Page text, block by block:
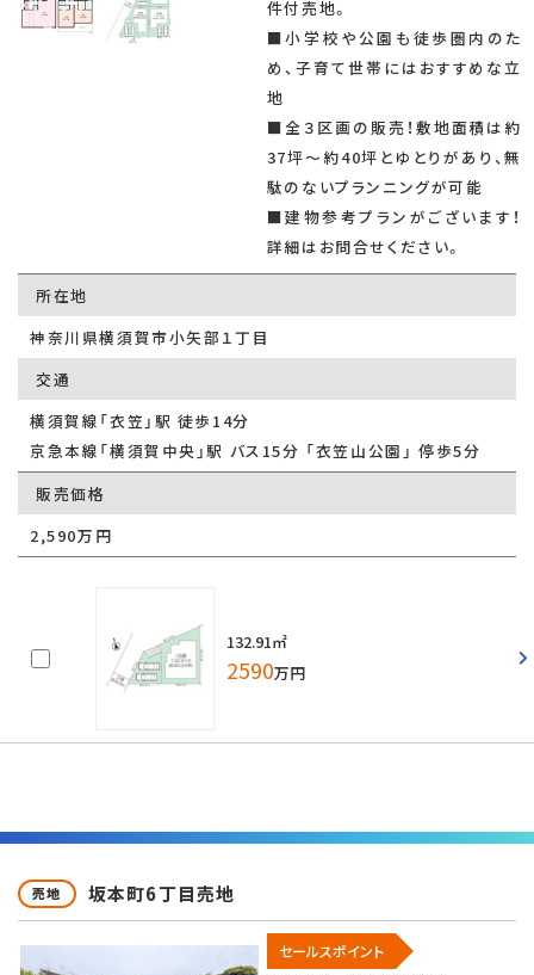
件付売地。
■小学校や公園も徒歩圏内のた
め、子育て世帯にはおすすめな立
地
■全３区画の販売！敷地面積は約
37坪〜約40坪とゆとりがあり、無
駄のないプランニングが可能
■建物参考プランがございます！
詳細はお問合せください。
所在地
神奈川県横須賀市小矢部１丁目
交通
横須賀線「衣笠」駅 徒歩14分
京急本線「横須賀中央」駅 バス15分 「衣笠山公園」 停歩5分
販売価格
2,590万円
132.91㎡
2590万円
売地 坂本町6丁目売地
セールスポイント